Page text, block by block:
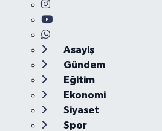
Asayiş
Gündem
Eğitim
Ekonomi
Siyaset
Spor